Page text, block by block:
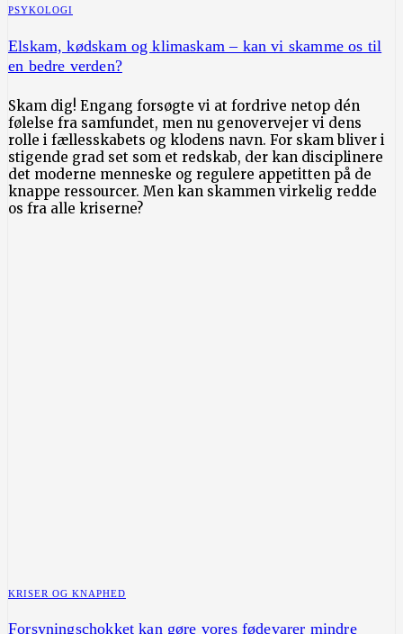
PSYKOLOGI
Elskam, kødskam og klimaskam – kan vi skamme os til
en bedre verden?
Skam dig! Engang forsøgte vi at fordrive netop dén
følelse fra samfundet, men nu genovervejer vi dens
rolle i fællesskabets og klodens navn. For skam bliver i
stigende grad set som et redskab, der kan disciplinere
det moderne menneske og regulere appetitten på de
knappe ressourcer. Men kan skammen virkelig redde
os fra alle kriserne?
KRISER OG KNAPHED
Forsyningschokket kan gøre vores fødevarer mindre